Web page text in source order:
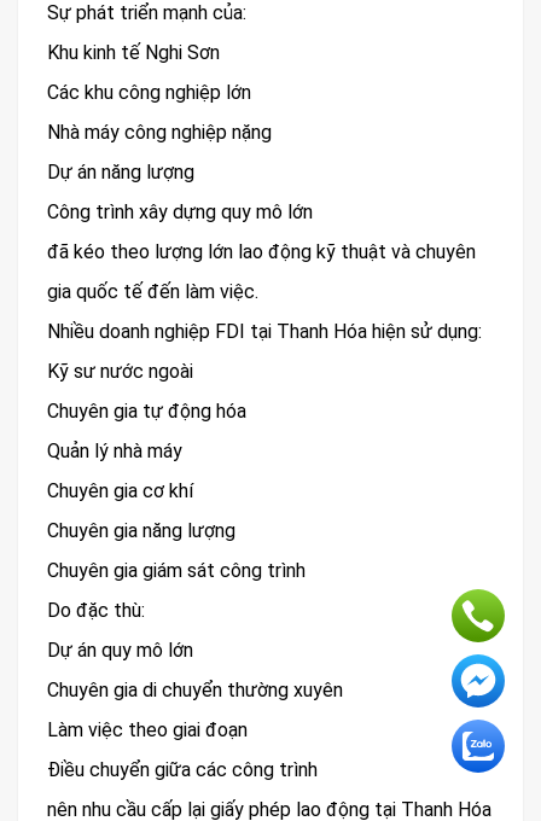
Sự phát triển mạnh của:
Khu kinh tế Nghi Sơn
Các khu công nghiệp lớn
Nhà máy công nghiệp nặng
Dự án năng lượng
Công trình xây dựng quy mô lớn
đã kéo theo lượng lớn lao động kỹ thuật và chuyên
gia quốc tế đến làm việc.
Nhiều doanh nghiệp FDI tại Thanh Hóa hiện sử dụng:
Kỹ sư nước ngoài
Chuyên gia tự động hóa
Quản lý nhà máy
Chuyên gia cơ khí
Chuyên gia năng lượng
Chuyên gia giám sát công trình
Do đặc thù:
Dự án quy mô lớn
Chuyên gia di chuyển thường xuyên
Làm việc theo giai đoạn
Điều chuyển giữa các công trình
nên nhu cầu cấp lại giấy phép lao động tại Thanh Hóa